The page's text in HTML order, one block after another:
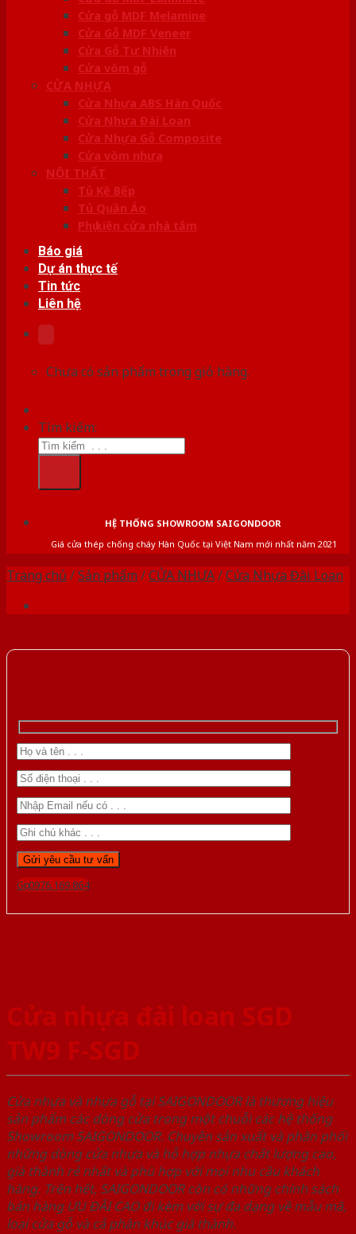
Cửa gỗ MDF Melamine
Cửa Gỗ MDF Veneer
Cửa Gỗ Tự Nhiên
Cửa vòm gỗ
CỬA NHỰA
Cửa Nhựa ABS Hàn Quốc
Cửa Nhựa Đài Loan
Cửa Nhựa Gỗ Composite
Cửa vòm nhựa
NỘI THẤT
Tủ Kệ Bếp
Tủ Quần Áo
Phụ kiện cửa nhà tắm
Báo giá
Dự án thực tế
Tin tức
Liên hệ
Chưa có sản phẩm trong giỏ hàng.
Tìm kiếm:
HỆ THỐNG SHOWROOM SAIGONDOOR
Giá cửa thép chống cháy Hàn Quốc tại Việt Nam mới nhất năm 2021
Trang chủ /Sản phẩm /CỬA NHỰA/Cửa Nhựa Đài Loan
Gọi 0976.169.864
Cửa nhựa đài loan SGD
TW9 F-SGD
Cửa nhựa và nhựa gỗ tại SAIGONDOOR là thương hiệu
sản phẩm các dòng cửa trong một chuỗi các hệ thống
Showroom SAIGONDOOR. Chuyên sản xuất và phân phối
những dòng cửa nhựa và hỗ hợp nhựa chất lượng cao,
giá thành rẻ nhất và phù hợp với mọi nhu cầu khách
hàng. Trên hết, SAIGONDOOR còn có những chính sách
bán hàng ƯU ĐÃI CAO đi kèm với sự đa dạng về mẫu mã,
loại cửa gỗ và cả phân khúc giá thành.